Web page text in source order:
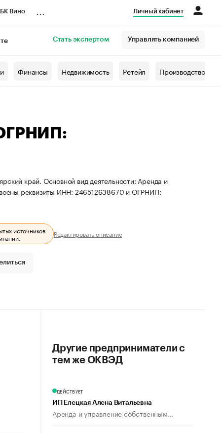
Вино Личный кабинет
Стать экспертом Управлять компанией
Финансы Недвижимость Ретейл Производство
край. Основной вид деятельности: Аренда и
реквизиты ИНН: 246512638670 и ОГРНИП:
источников.
Редактировать описание
Другие предприниматели с
тем же ОКВЭД
ДЕЙСТВУЕТ
ИП Елецкая Алена Витальевна
Аренда и управление собственным...